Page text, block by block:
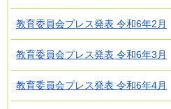
教育委員会プレス発表 令和6年2月
教育委員会プレス発表 令和6年3月
教育委員会プレス発表 令和6年4月